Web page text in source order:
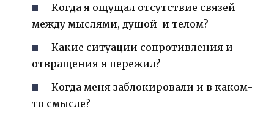
Когда я ощущал отсутствие связей
между мыслями, душой и телом?
Какие ситуации сопротивления и
отвращения я пережил?
Когда меня заблокировали и в каком-
то смысле?